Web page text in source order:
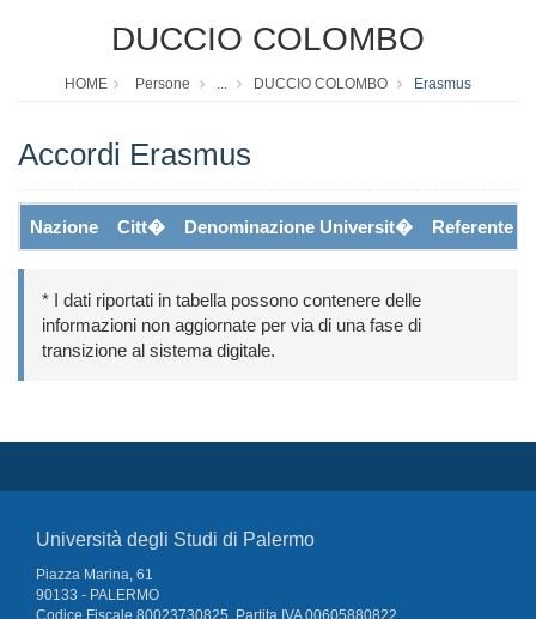
DUCCIO COLOMBO
HOME Persone ... DUCCIO COLOMBO Erasmus
Accordi Erasmus
Nazione Citt� Denominazione Universit� Referente
* I dati riportati in tabella possono contenere delle
informazioni non aggiornate per via di una fase di
transizione al sistema digitale.
Università degli Studi di Palermo
Piazza Marina, 61
90133 - PALERMO